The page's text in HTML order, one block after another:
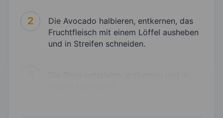
2
Die Avocado halbieren, entkernen, das
Fruchtfleisch mit einem Löffel ausheben
und in Streifen schneiden.